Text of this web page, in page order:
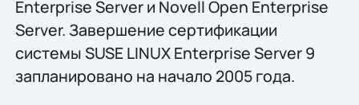
Enterprise Server и Novell Open Enterprise
Server. Завершение сертификации
системы SUSE LINUX Enterprise Server 9
запланировано на начало 2005 года.